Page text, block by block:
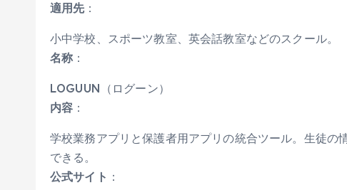
適用先：
小中学校、スポーツ教室、英会話教室などのスクール。
名称 ：
LOGUUN（ログーン）
内容 ：
学校業務アプリと保護者用アプリの統合ツール。生徒
できる。
公式サイト ：